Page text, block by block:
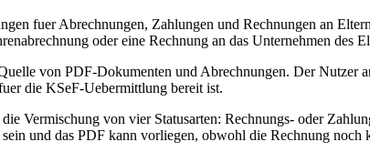
fuer Abrechnungen, Zahlungen und Rechnungen an
oder eine Rechnung an das Unternehmen des
von PDF-Dokumenten und Abrechnungen. Der Nutzer
die KSeF-Uebermittlung bereit ist.
Vermischung von vier Statusarten: Rechnungs- oder
und das PDF kann vorliegen, obwohl die Rechnung noch